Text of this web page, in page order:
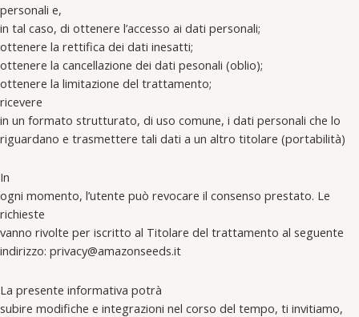
personali e,
in tal caso, di ottenere l’accesso ai dati personali;
ottenere la rettifica dei dati inesatti;
ottenere la cancellazione dei dati pesonali (oblio);
ottenere la limitazione del trattamento;
ricevere
in un formato strutturato, di uso comune, i dati personali che lo
riguardano e trasmettere tali dati a un altro titolare (portabilità)
In
ogni momento, l’utente può revocare il consenso prestato. Le
richieste
vanno rivolte per iscritto al Titolare del trattamento al seguente
indirizzo: privacy@amazonseeds.it
La presente informativa potrà
subire modifiche e integrazioni nel corso del tempo, ti invitiamo,